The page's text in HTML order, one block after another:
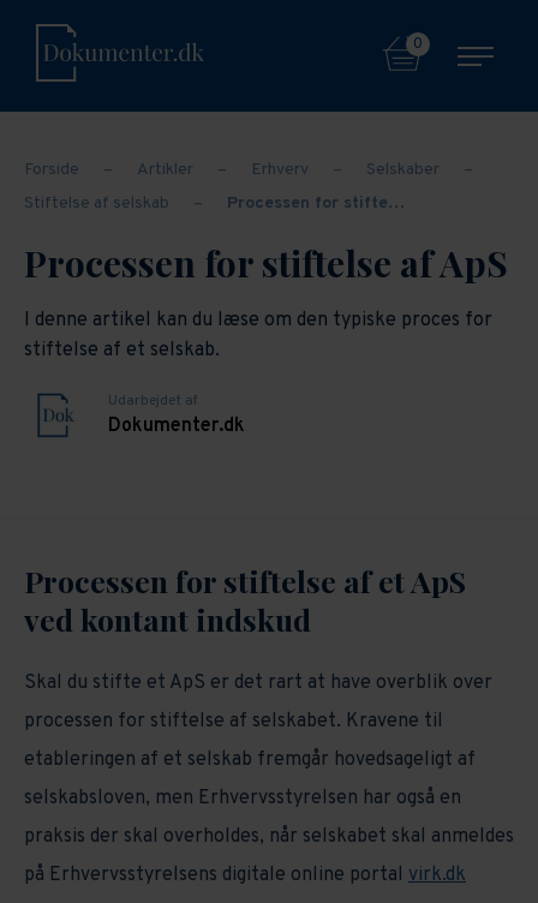
0
Forside – Artikler – Erhverv – Selskaber
–
Stiftelse af selskab
– Processen for stifte…
Processen for stiftelse af ApS
I denne artikel kan du læse om den typiske proces for
stiftelse af et selskab.
Udarbejdet af
Dokumenter.dk
Processen for stiftelse af et ApS
ved kontant indskud
Skal du stifte et ApS er det rart at have overblik over
processen for stiftelse af selskabet. Kravene til
etableringen af et selskab fremgår hovedsageligt af
selskabsloven, men Erhvervsstyrelsen har også en
praksis der skal overholdes, når selskabet skal anmeldes
på Erhvervsstyrelsens digitale online portal virk.dk